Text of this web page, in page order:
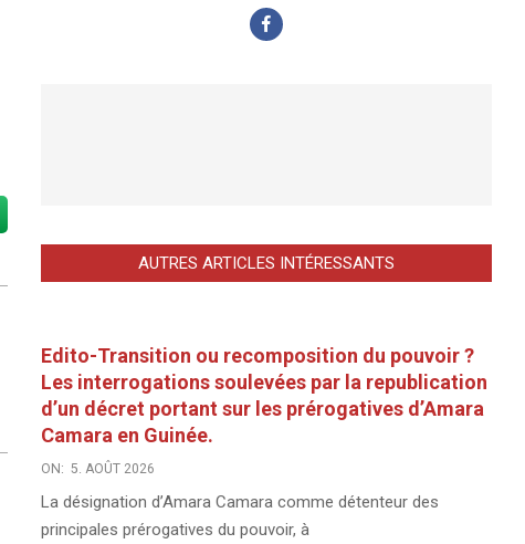
AUTRES ARTICLES INTÉRESSANTS
Edito-Transition ou recomposition du pouvoir ?
Les interrogations soulevées par la republication
d’un décret portant sur les prérogatives d’Amara
Camara en Guinée.
ON: 5. AOÛT 2026
La désignation d’Amara Camara comme détenteur des
principales prérogatives du pouvoir, à